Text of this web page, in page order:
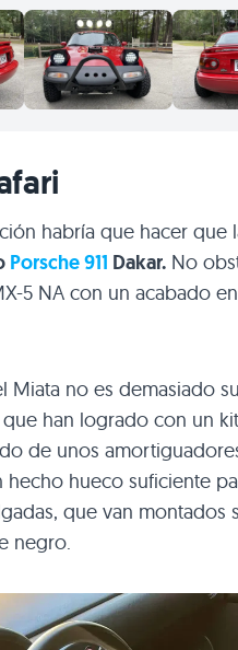
habría que hacer que
Porsche 911 Dakar. No
5 NA con un acabado en
Miata no es demasiado
que han logrado con un
de unos
hueco suficiente
que van montados
negro.